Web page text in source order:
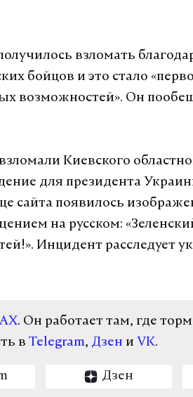
взломать
бойцов и это стало
возможностей». Он
Киевского
для президента
сайта появилось
на русском:
Инцидент расследует
. Он работает там, где
в Telegram, Дзен и VK.
Дзен